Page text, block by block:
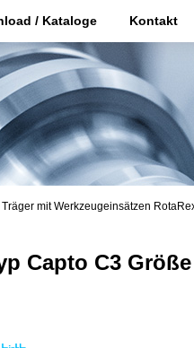
/ Kataloge Kontakt
mit Werkzeugeinsätzen
Capto C3